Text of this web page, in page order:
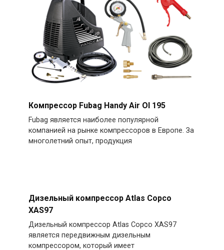
Компрессор Fubag Handy Air Ol 195
Fubag является наиболее популярной
компанией на рынке компрессоров в Европе. За
многолетний опыт, продукция
Дизельный компрессор Atlas Copco
XAS97
Дизельный компрессор Atlas Copco XAS97
является передвижным дизельным
компрессором, который имеет